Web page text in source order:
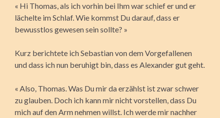
« Hi Thomas, als ich vorhin bei Ihm war schief er und er
lächelte im Schlaf. Wie kommst Du darauf, dass er
bewusstlos gewesen sein sollte? »
Kurz berichtete ich Sebastian von dem Vorgefallenen
und dass ich nun beruhigt bin, dass es Alexander gut geht.
« Also, Thomas. Was Du mir da erzählst ist zwar schwer
zu glauben. Doch ich kann mir nicht vorstellen, dass Du
mich auf den Arm nehmen willst. Ich werde mir nachher